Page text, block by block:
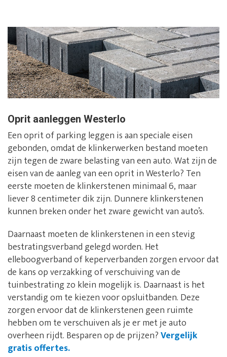
Oprit aanleggen Westerlo
Een oprit of parking leggen is aan speciale eisen
gebonden, omdat de klinkerwerken bestand moeten
zijn tegen de zware belasting van een auto. Wat zijn de
eisen van de aanleg van een oprit in Westerlo? Ten
eerste moeten de klinkerstenen minimaal 6, maar
liever 8 centimeter dik zijn. Dunnere klinkerstenen
kunnen breken onder het zware gewicht van auto’s.
Daarnaast moeten de klinkerstenen in een stevig
bestratingsverband gelegd worden. Het
elleboogverband of keperverbanden zorgen ervoor dat
de kans op verzakking of verschuiving van de
tuinbestrating zo klein mogelijk is. Daarnaast is het
verstandig om te kiezen voor opsluitbanden. Deze
zorgen ervoor dat de klinkerstenen geen ruimte
hebben om te verschuiven als je er met je auto
overheen rijdt. Besparen op de prijzen?Vergelijk
gratis offertes.